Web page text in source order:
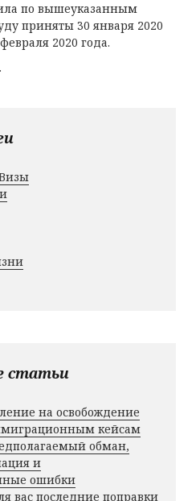
по вышеуказанным
приняты 30 января 2020
2020 года.
статьи
на освобождение
кейсам
обман,
и
ошибки
вас последние поправки